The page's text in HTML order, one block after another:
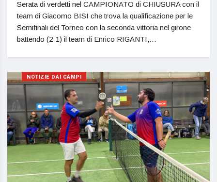
Serata di verdetti nel CAMPIONATO di CHIUSURA con il
team di Giacomo BISI che trova la qualificazione per le
Semifinali del Torneo con la seconda vittoria nel girone
battendo (2-1) il team di Enrico RIGANTI,…
NOTIZIE DAI CAMPI